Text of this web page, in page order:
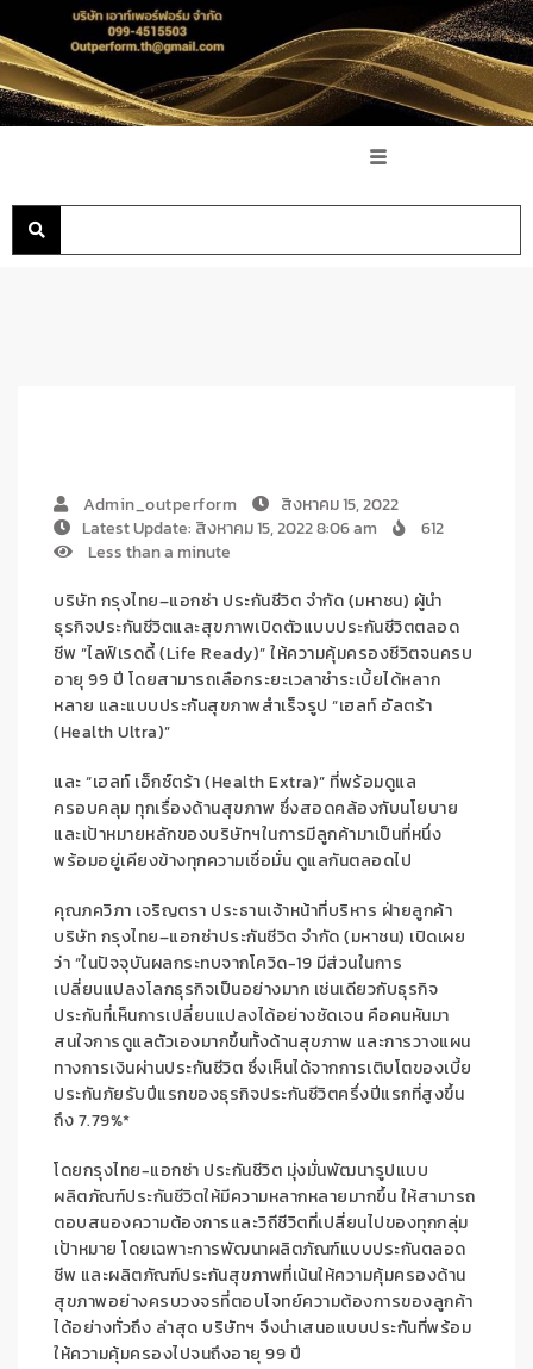
Admin_outperform
สิงหาคม 15, 2022
Latest Update: สิงหาคม 15, 2022 8:06 am
612
Less than a minute
บริษัท กรุงไทย–แอกซ่า ประกันชีวิต จำกัด (มหาชน) ผู้นำ
ธุรกิจประกันชีวิตและสุขภาพเปิดตัวแบบประกันชีวิตตลอด
ชีพ “ไลฟ์เรดดี้(Life Ready)” ให้ความคุ้มครองชีวิตจนครบ
อายุ 99 ปี โดยสามารถเลือกระยะเวลาชำระเบี้ยได้หลาก
หลาย และแบบประกันสุขภาพสำเร็จรูป “เฮลท์ อัลตร้า
(Health Ultra)”
และ “เฮลท์ เอ็กซ์ตร้า(Health Extra)” ที่พร้อมดูแล
ครอบคลุม ทุกเรื่องด้านสุขภาพ ซึ่งสอดคล้องกับนโยบาย
และเป้าหมายหลักของบริษัทฯในการมีลูกค้ามาเป็นที่หนึ่ง
พร้อมอยู่เคียงข้างทุกความเชื่อมั่น ดูแลกันตลอดไป
คุณภควิภา เจริญตรา ประธานเจ้าหน้าที่บริหาร ฝ่ายลูกค้า
บริษัทกรุงไทย–แอกซ่าประกันชีวิต จำกัด(มหาชน) เปิดเผย
ว่า“ในปัจจุบันผลกระทบจากโควิด-19 มีส่วนในการ
เปลี่ยนแปลงโลกธุรกิจเป็นอย่างมาก เช่นเดียวกับธุรกิจ
ประกันที่เห็นการเปลี่ยนแปลงได้อย่างชัดเจน คือคนหันมา
สนใจการดูแลตัวเองมากขึ้นทั้งด้านสุขภาพ และการวางแผน
ทางการเงินผ่านประกันชีวิต ซึ่งเห็นได้จากการเติบโตของเบี้ย
ประกันภัยรับปีแรกของธุรกิจประกันชีวิตครึ่งปีแรกที่สูงขึ้น
ถึง 7.79%*
โดยกรุงไทย-แอกซ่า ประกันชีวิต มุ่งมั่นพัฒนารูปแบบ
ผลิตภัณฑ์ประกันชีวิตให้มีความหลากหลายมากขึ้นให้สามารถ
ตอบสนองความต้องการและวิถีชีวิตที่เปลี่ยนไปของทุกกลุ่ม
เป้าหมาย โดยเฉพาะการพัฒนาผลิตภัณฑ์แบบประกันตลอด
ชีพ และผลิตภัณฑ์ประกันสุขภาพที่เน้นให้ความคุ้มครองด้าน
สุขภาพอย่างครบวงจรที่ตอบโจทย์ความต้องการของลูกค้า
ได้อย่างทั่วถึง ล่าสุด บริษัทฯ จึงนำเสนอแบบประกันที่พร้อม
ให้ความคุ้มครองไปจนถึงอายุ 99 ปี